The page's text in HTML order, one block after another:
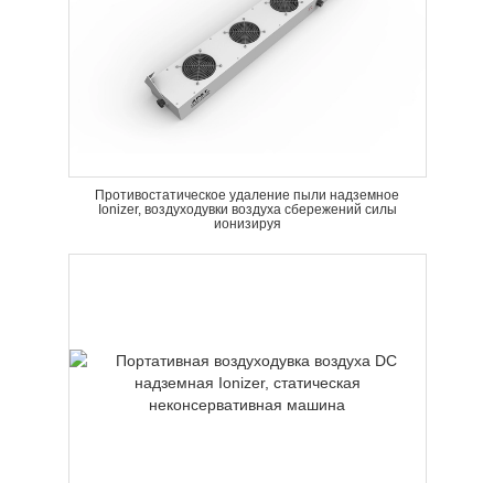
Противостатическое удаление пыли надземное
Ionizer, воздуходувки воздуха сбережений силы
ионизируя